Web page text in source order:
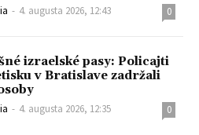
- 4. augusta 2026, 12:43 0
izraelské pasy: Policajti
v Bratislave zadržali
- 4. augusta 2026, 12:35 0